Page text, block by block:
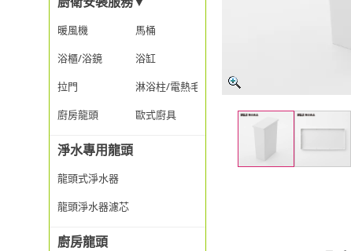
暖風機
馬桶
浴櫃/浴鏡
浴缸
拉門
淋浴柱/電熱毛巾桿
廚房龍頭
歐式廚具
淨水專用龍頭
龍頭式淨水器
龍頭淨水器濾芯
廚房龍頭